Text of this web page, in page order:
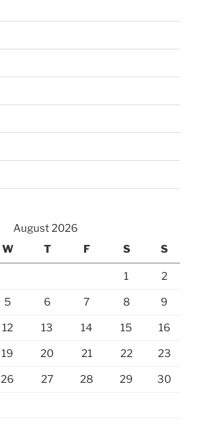
August 2026
W T F S S
1 2
5 6 7 8 9
12 13 14 15 16
19 20 21 22 23
26 27 28 29 30